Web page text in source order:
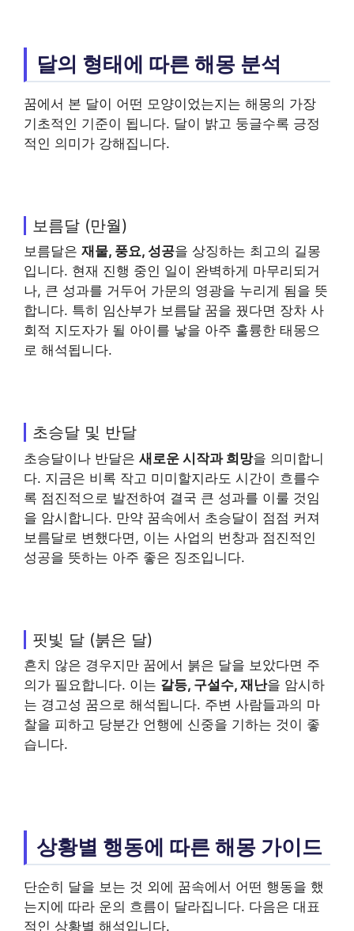
달의 형태에 따른 해몽 분석
꿈에서 본 달이 어떤 모양이었는지는 해몽의 가장
기초적인 기준이 됩니다. 달이 밝고 둥글수록 긍정
적인 의미가 강해집니다.
보름달 (만월)
보름달은 재물, 풍요, 성공을 상징하는 최고의 길몽
입니다. 현재 진행 중인 일이 완벽하게 마무리되거
나, 큰 성과를 거두어 가문의 영광을 누리게 됨을 뜻
합니다. 특히 임산부가 보름달 꿈을 꿨다면 장차 사
회적 지도자가 될 아이를 낳을 아주 훌륭한 태몽으
로 해석됩니다.
초승달 및 반달
초승달이나 반달은 새로운 시작과 희망을 의미합니
다. 지금은 비록 작고 미미할지라도 시간이 흐를수
록 점진적으로 발전하여 결국 큰 성과를 이룰 것임
을 암시합니다. 만약 꿈속에서 초승달이 점점 커져
보름달로 변했다면, 이는 사업의 번창과 점진적인
성공을 뜻하는 아주 좋은 징조입니다.
핏빛 달 (붉은 달)
흔치 않은 경우지만 꿈에서 붉은 달을 보았다면 주
의가 필요합니다. 이는 갈등, 구설수, 재난을 암시하
는 경고성 꿈으로 해석됩니다. 주변 사람들과의 마
찰을 피하고 당분간 언행에 신중을 기하는 것이 좋
습니다.
상황별 행동에 따른 해몽 가이드
단순히 달을 보는 것 외에 꿈속에서 어떤 행동을 했
는지에 따라 운의 흐름이 달라집니다. 다음은 대표
적인 상황별 해석입니다.